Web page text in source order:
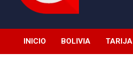
Expediente
INICIO BOLIVIA TARIJA